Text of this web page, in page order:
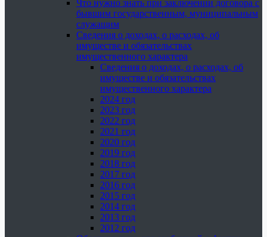
Что нужно знать при заключении договора с
бывшим государственным, муниципальным
служащим
Сведения о доходах, о расходах, об
имуществе и обязательствах
имущественного характера
Сведения о доходах, о расходах, об
имуществе и обязательствах
имущественного характера
2024 год
2023 год
2022 год
2021 год
2020 год
2019 год
2018 год
2017 год
2016 год
2015 год
2014 год
2013 год
2012 год